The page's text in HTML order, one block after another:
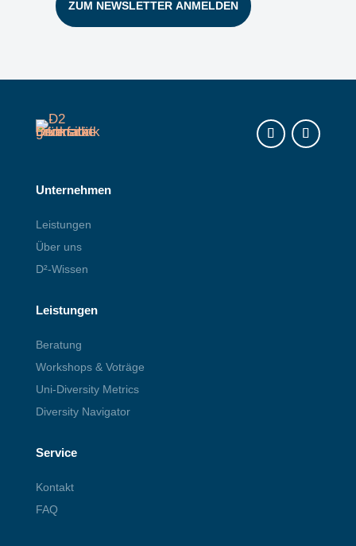
Unternehmen
Leistungen
Über uns
D²-Wissen
Leistungen
Beratung
Workshops & Voträge
Uni-Diversity Metrics
Diversity Navigator
Service
Kontakt
FAQ